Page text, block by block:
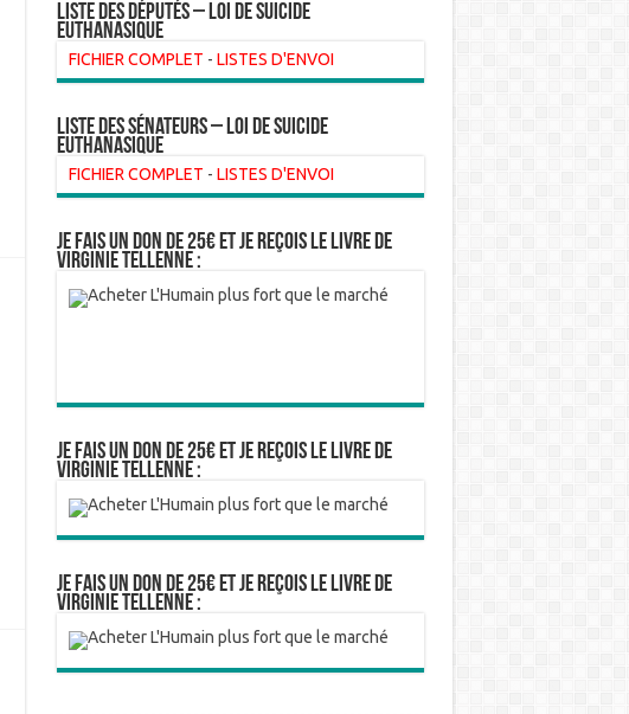
Liste des Députés – Loi de suicide
euthanasique
FICHIER COMPLET - LISTES D'ENVOI
liste des sénateurs – loi de suicide
euthanasique
FICHIER COMPLET - LISTES D'ENVOI
Je fais un don de 25€ et je reçois le livre de
Virginie Tellenne :
Je fais un don de 25€ et je reçois le livre de
Virginie Tellenne :
Je fais un don de 25€ et je reçois le livre de
Virginie Tellenne :